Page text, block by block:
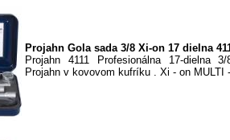
Projahn Gola sada 3/8 Xi-on 17 dielna
Projahn 4111 Profesionálna 17-dielna
Projahn v kovovom kufríku . Xi - on MULTI -